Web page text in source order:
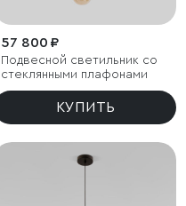
57 800 ₽
Подвесной светильник со
стеклянными плафонами
КУПИТЬ